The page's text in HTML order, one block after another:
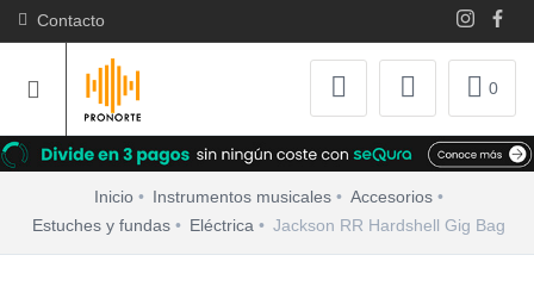
Contacto
0
Inicio Instrumentos musicales
Accesorios
Estuches y fundas
Eléctrica Jackson RR Hardshell Gig Bag